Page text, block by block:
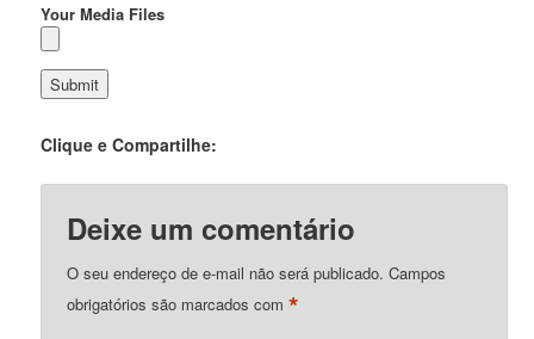
Your Media Files
Clique e Compartilhe:
Deixe um comentário
O seu endereço de e-mail não será publicado. Campos
obrigatórios são marcados com*